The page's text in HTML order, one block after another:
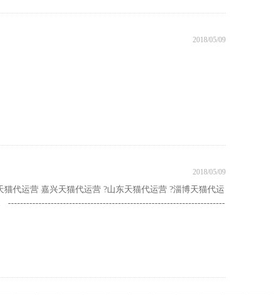
2018/05/09
2018/05/09
代运营 嘉兴天猫代运营 ?山东天猫代运营 ?淄博天猫代运
。 -----------------------------------------------------------------------